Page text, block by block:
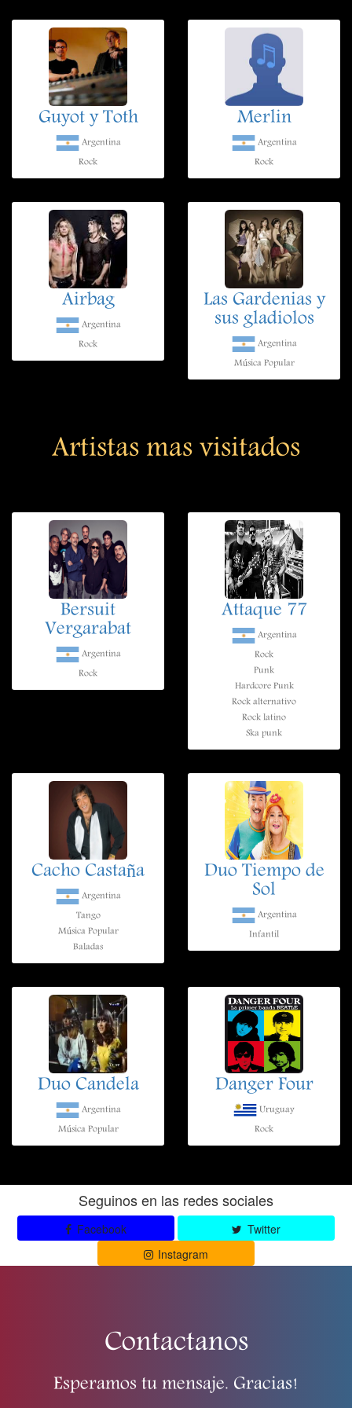
Guyot y Toth
Argentina
Rock
Merlin
Argentina
Rock
Airbag
Argentina
Rock
Las Gardenias y
sus gladiolos
Argentina
Música Popular
Artistas mas visitados
Bersuit
Vergarabat
Argentina
Rock
Attaque 77
Argentina
Rock
Punk
Hardcore Punk
Rock alternativo
Rock latino
Ska punk
Cacho Castaña
Argentina
Tango
Música Popular
Baladas
Duo Tiempo de
Sol
Argentina
Infantil
Duo Candela
Argentina
Música Popular
Danger Four
Uruguay
Rock
Seguinos en las redes sociales
Facebook
Twitter
Instagram
Contactanos
Esperamos tu mensaje. Gracias!